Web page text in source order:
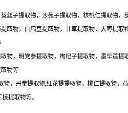
丝子提取物，沙苑子提取物，核桃仁提取物，
物，白扁豆提取物，甘草提取物，大枣提
物，明党参提取物，枸杞子提取物，墨早莲
物等
，丹参提取物,红花提提取物，桃仁提取物
提取物等。